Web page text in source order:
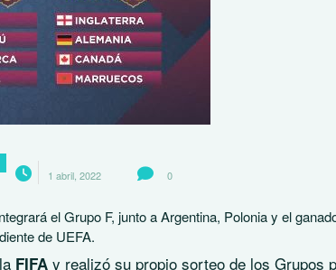
1 abril, 2022 0
el Grupo F, junto a Argentina, Polonia y el
de UEFA.
FIFA y realizó su propio sorteo de los Grupos